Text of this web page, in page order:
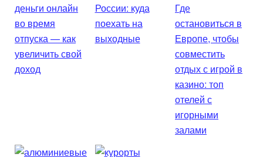
деньги онлайн
во время
отпуска — как
увеличить свой
доход
России: куда
поехать на
выходные
Где
остановиться в
Европе, чтобы
совместить
отдых с игрой в
казино: топ
отелей с
игорными
залами